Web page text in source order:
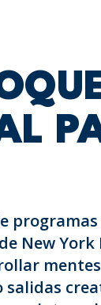
New York
salidas